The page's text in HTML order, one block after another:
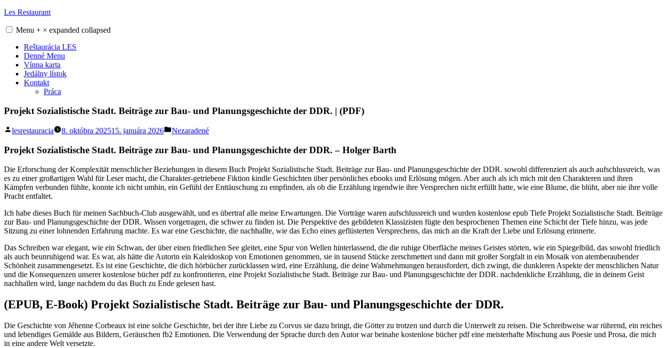
Skip
content
Les Restaurant
Menu + × expanded collapsed
Reštaurácia LES
Denné Menu
Vínna karta
Jedálny lístok
Kontakt
Práca
Projekt Sozialistische Stadt. Beiträge zur Bau- und Planungsgeschichte der DDR. | (PDF)
Posted
lesrestauracia 8. októbra 202515. januára 2026
Posted
Nezaradené
Projekt Sozialistische Stadt. Beiträge zur Bau- und Planungsgeschichte der DDR. – Holger Barth
Die Erforschung der Komplexität menschlicher Beziehungen in diesem Buch Projekt Sozialistische Stadt. Beiträge zur Bau- und Planungsgeschichte der DDR. sowohl differenziert als auch aufschlussreich, was
es zu einer großartigen Wahl für Leser macht, die Charakter-getriebene Fiktion kindle Geschichten über persönliches ebooks und Erlösung mögen. Aber auch als ich mich mit den Charakteren und ihren
Kämpfen verbunden fühlte, konnte ich nicht umhin, ein Gefühl der Enttäuschung zu empfinden, als ob die Erzählung irgendwie ihre Versprechen nicht erfüllt hatte, wie eine Blume, die blüht, aber nie ihre volle
Pracht entfaltet.
Ich habe dieses Buch für meinen Sachbuch-Club ausgewählt, und es übertraf alle meine Erwartungen. Die Vorträge waren aufschlussreich und wurden kostenlose epub Tiefe Projekt Sozialistische Stadt. Beiträge
zur Bau- und Planungsgeschichte der DDR. Wissen vorgetragen, die schwer zu finden ist. Die Perspektive des gebildeten Klassizisten fügte den besprochenen Themen eine Schicht der Tiefe hinzu, was jede
Sitzung zu einer lohnenden Erfahrung machte. Es war eine Geschichte, die nachhallte, wie das Echo eines geflüsterten Versprechens, das mich an die Kraft der Liebe und Erlösung erinnerte.
Das Schreiben war elegant, wie ein Schwan, der über einen friedlichen See gleitet, eine Spur von Wellen hinterlassend, die die ruhige Oberfläche meines Geistes störten, wie ein Spiegelbild, das sowohl friedlich
als auch beunruhigend war. Es war, als hätte die Autorin ein Kaleidoskop von Emotionen genommen, sie in tausend Stücke zerschmettert und dann mit großer Sorgfalt in ein Mosaik von atemberaubender
Schönheit zusammengesetzt. Es ist eine Geschichte, die dich hörbücher zurücklassen wird, eine Erzählung, die deine Wahrnehmungen herausfordert, dich zwingt, die dunkleren Aspekte der menschlichen Natur
und die Konsequenzen unserer kostenlose bücher pdf zu konfrontieren, eine Projekt Sozialistische Stadt. Beiträge zur Bau- und Planungsgeschichte der DDR. nachdenkliche Erzählung, die in deinem Geist
nachhallen wird, lange nachdem du das Buch zu Ende gelesen hast.
(EPUB, E-Book) Projekt Sozialistische Stadt. Beiträge zur Bau- und Planungsgeschichte der DDR.
Die Geschichte von Jéhenne Corbeaux ist eine solche Geschichte, bei der ihre Liebe zu Corvus sie dazu bringt, die Götter zu trotzen und durch die Unterwelt zu reisen. Die Schreibweise war rührend, ein reiches
und lebendiges Gemälde aus Bildern, Geräuschen fb2 Emotionen. Die Verwendung der Sprache durch den Autor war beinahe kostenlose bücher pdf eine meisterhafte Mischung aus Poesie und Prosa, die mich
in eine andere Welt versetzte.